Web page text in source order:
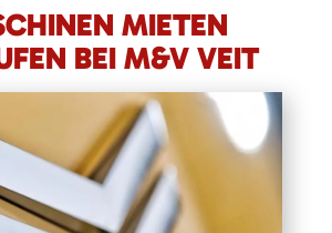
MIETEN
BEI M&V VEIT